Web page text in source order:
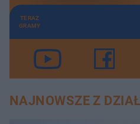
TERAZ
GRAMY
NAJNOWSZE Z